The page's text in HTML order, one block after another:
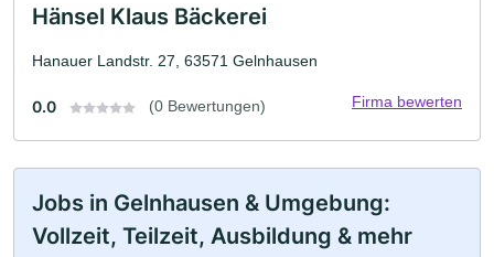
Hänsel Klaus Bäckerei
Hanauer Landstr. 27, 63571 Gelnhausen
0.0 (0 Bewertungen) Firma bewerten
Jobs in Gelnhausen & Umgebung:
Vollzeit, Teilzeit, Ausbildung & mehr